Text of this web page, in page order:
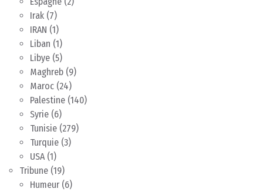
Irak (7)
IRAN (1)
Liban (1)
Libye (5)
Maghreb (9)
Maroc (24)
Palestine (140)
Syrie (6)
Tunisie (279)
Turquie (3)
USA(1)
Tribune (19)
Humeur (6)